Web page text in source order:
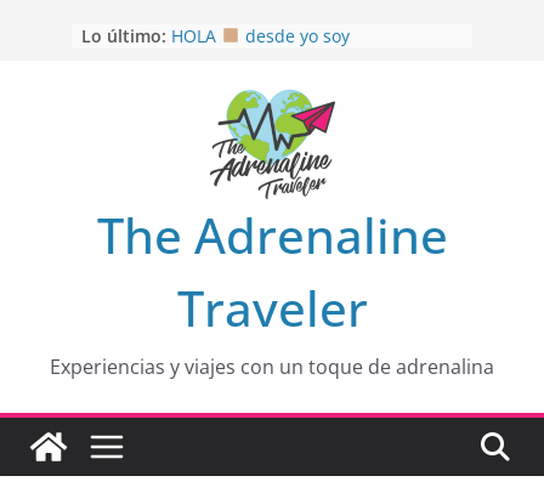
Lo último: HOLA
desde yo soy
EL SENDERO DEL CACAO: Excelente
opción
HOSPEDAJE AL NATURALSHH !!
OTRA PERSPECTIVA de RÍO EL
MULITO!
The Adrenaline
Traveler
Experiencias y viajes con un toque de adrenalina